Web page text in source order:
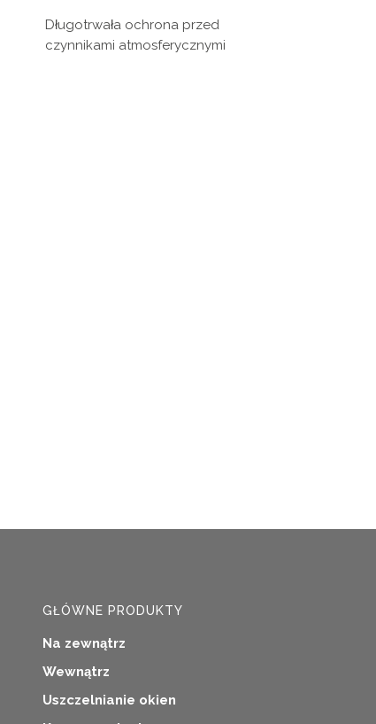
Długotrwała ochrona przed
czynnikami atmosferycznymi
GŁÓWNE PRODUKTY
Na zewnątrz
Wewnątrz
Uszczelnianie okien